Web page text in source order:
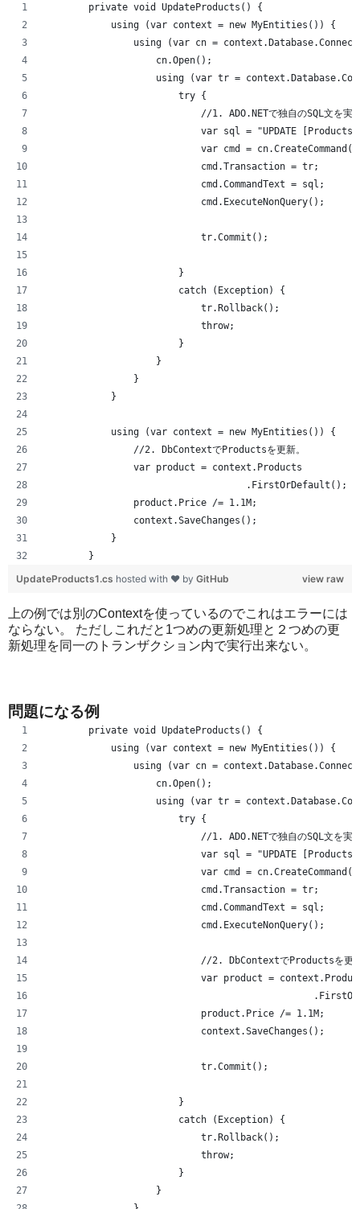
        private void UpdateProducts() {
            using (var context = new MyEntities()) {
using (var cn =
                    cn.Open();
using (var tr =
                        try {
//1. ADO.NETで独自のSQL文を実
var sql = "UPDATE
var cmd =
                            cmd.Transaction = tr;
                            cmd.CommandText = sql;
                            cmd.ExecuteNonQuery();
                            tr.Commit();
                        }
                        catch (Exception) {
                            tr.Rollback();
                            throw;
                        }
                    }
                }
            }
            using (var context = new MyEntities()) {
                //2. DbContextでProductsを更新。
                var product = context.Products
                                    .FirstOrDefault();
                product.Price /= 1.1M;
                context.SaveChanges();
            }
        }
view raw
UpdateProducts1.cs hosted with ❤ by GitHub
上の例では別のContextを使っているのでこれはエラーには
ならない。 ただしこれだと1つめの更新処理と２つめの更
新処理を同一のトランザクション内で実行出来ない。
問題になる例
        private void UpdateProducts() {
            using (var context = new MyEntities()) {
using (var cn =
                    cn.Open();
using (var tr =
                        try {
//1. ADO.NETで独自のSQL文を実
var sql = "UPDATE
var cmd =
                            cmd.Transaction = tr;
                            cmd.CommandText = sql;
                            cmd.ExecuteNonQuery();
//2. DbContextでProductsを更
var product =
                            product.Price /= 1.1M;
                            context.SaveChanges();
                            tr.Commit();
                        }
                        catch (Exception) {
                            tr.Rollback();
                            throw;
                        }
                    }